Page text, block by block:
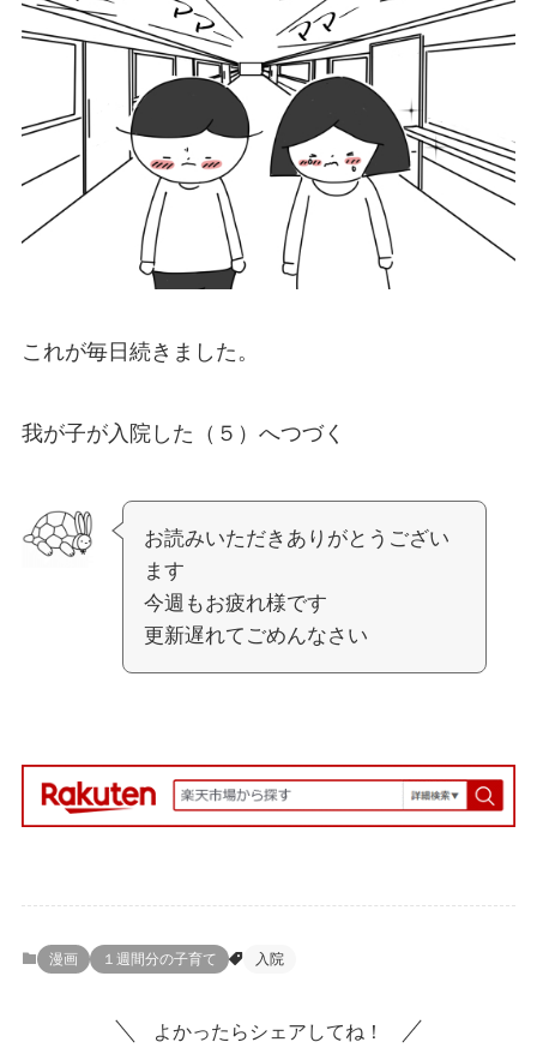
これが毎日続きました。
我が子が入院した（５）へつづく
お読みいただきありがとうござい
ます
今週もお疲れ様です
更新遅れてごめんなさい
漫画 １週間分の子育て 入院
よかったらシェアしてね！